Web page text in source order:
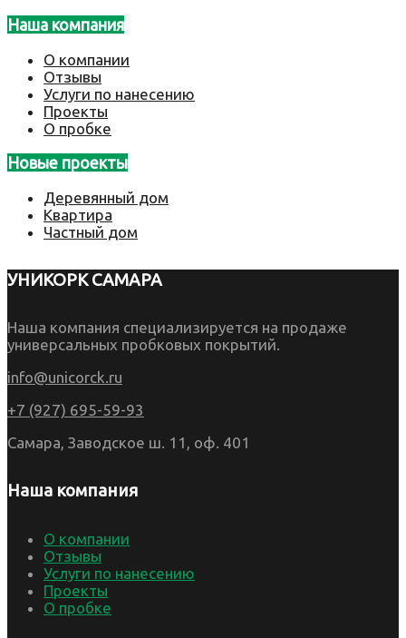
Наша компания
О компании
Отзывы
Услуги по нанесению
Проекты
О пробке
Новые проекты
Деревянный дом
Квартира
Частный дом
УНИКОРК САМАРА
Наша компания специализируется на продаже
универсальных пробковых покрытий.
info@unicorck.ru
+7 (927) 695-59-93
Самара, Заводское ш. 11, оф. 401
Наша компания
О компании
Отзывы
Услуги по нанесению
Проекты
О пробке